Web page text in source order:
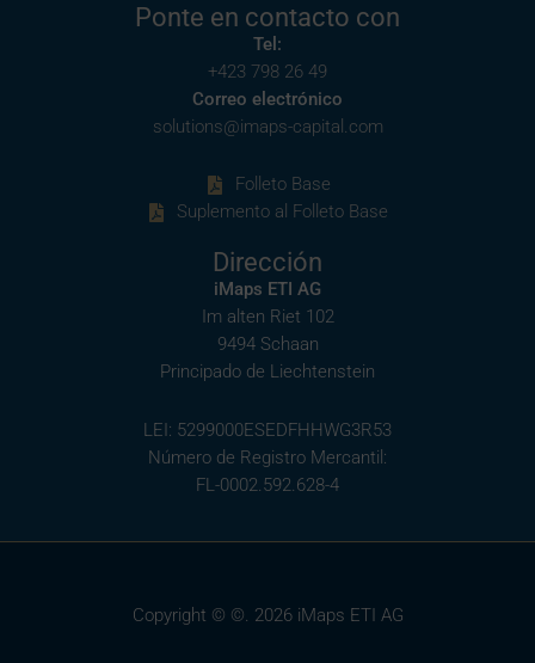
Ponte en contacto con
Tel:
+423 798 26 49
Correo electrónico
solutions@imaps-capital.com
Folleto Base
Suplemento al Folleto Base
Dirección
iMaps ETI AG
Im alten Riet 102
9494 Schaan
Principado de Liechtenstein
LEI: 5299000ESEDFHHWG3R53
Número de Registro Mercantil:
FL-0002.592.628-4
Copyright © ©. 2026 iMaps ETI AG